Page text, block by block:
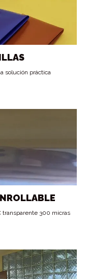
solución práctica
transparente 300 micras